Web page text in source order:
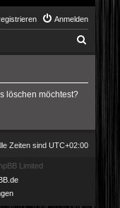
Anmelden
u
löschen möchtest?
Zeiten sindUTC+02:00
Limited